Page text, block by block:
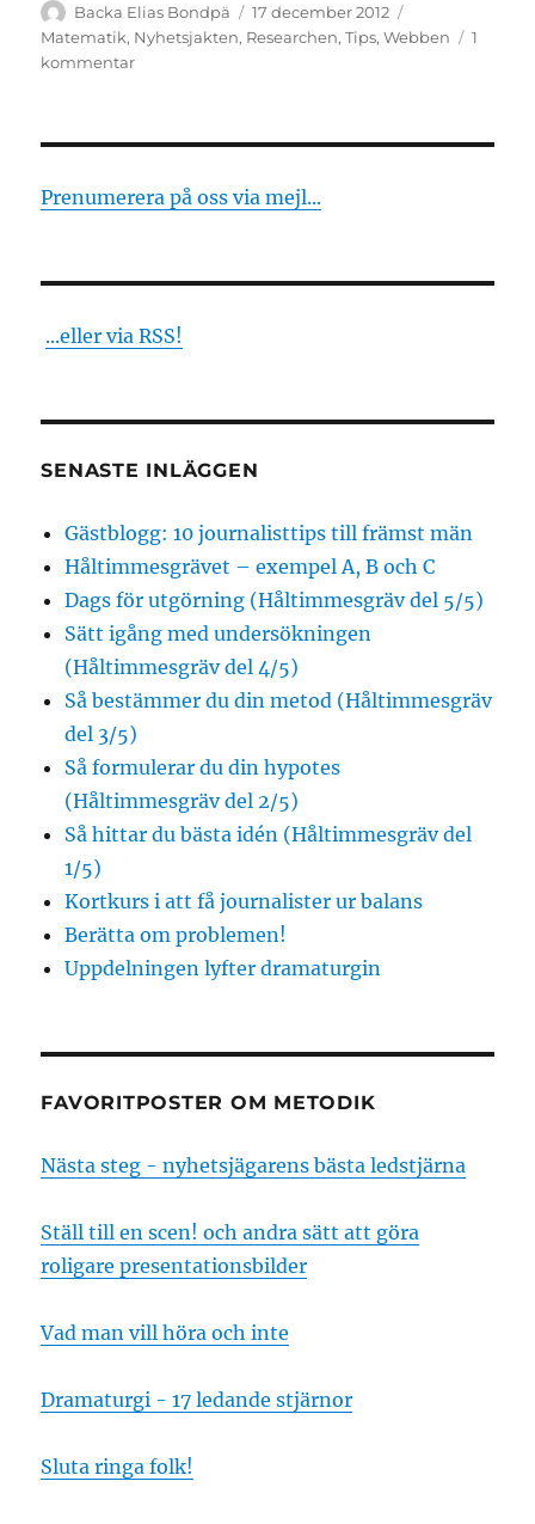
Författare
Backa Elias Bondpä
Publicerat
den
17 december 2012
Matematik, Nyhetsjakten, Researchen,Tips,Webben
1
kommentartill
Prenumerera på oss via mejl...
...eller via RSS!
SENASTE INLÄGGEN
Gästblogg: 10 journalisttips till främst män
Håltimmesgrävet – exempel A, B och C
Dags för utgörning (Håltimmesgräv del 5/5)
Sätt igång med undersökningen
(Håltimmesgräv del 4/5)
Så bestämmer du din metod (Håltimmesgräv
del 3/5)
Så formulerar du din hypotes
(Håltimmesgräv del 2/5)
Så hittar du bästa idén (Håltimmesgräv del
1/5)
Kortkurs i att få journalister ur balans
Berätta om problemen!
Uppdelningen lyfter dramaturgin
FAVORITPOSTER OM METODIK
Nästa steg - nyhetsjägarens bästa ledstjärna
Ställ till en scen! och andra sätt att göra
roligare presentationsbilder
Vad man vill höra och inte
Dramaturgi - 17 ledande stjärnor
Sluta ringa folk!